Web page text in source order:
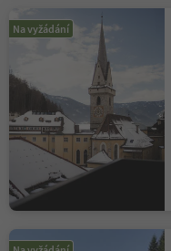
Na vyžádání